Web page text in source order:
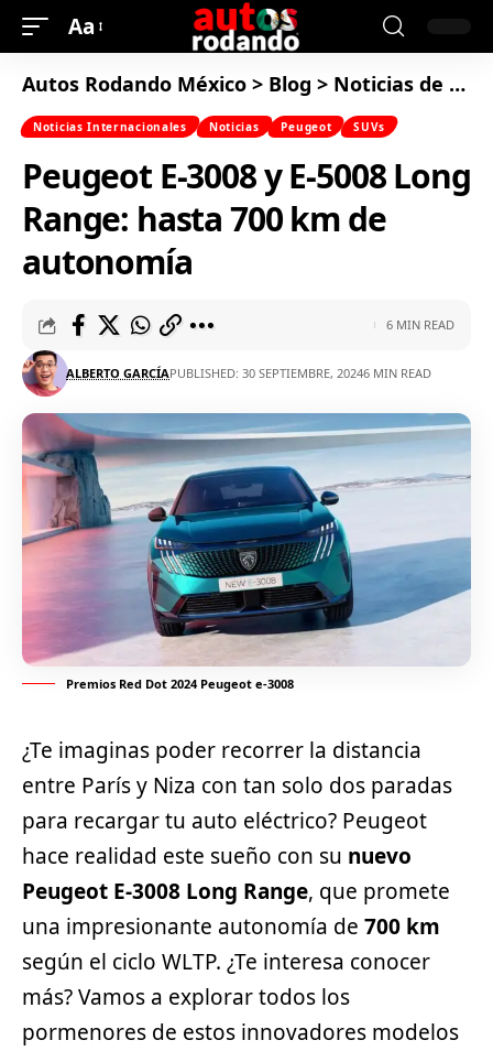
Aa
Autos Rodando México > Blog > Noticias de Autos
Noticias Internacionales Noticias Peugeot SUVs
Peugeot E-3008 y E-5008 Long
Range: hasta 700 km de
autonomía
ALBERTO GARCÍAPUBLISHED: 30 SEPTIEMBRE, 20246 MIN READ
6 MIN READ
Premios Red Dot 2024 Peugeot e-3008
¿Te imaginas poder recorrer la distancia
entre París y Niza con tan solo dos paradas
para recargar tu auto eléctrico? Peugeot
hace realidad este sueño con su nuevo
Peugeot E-3008 Long Range, que promete
una impresionante autonomía de 700 km
según el ciclo WLTP. ¿Te interesa conocer
más? Vamos a explorar todos los
pormenores de estos innovadores modelos